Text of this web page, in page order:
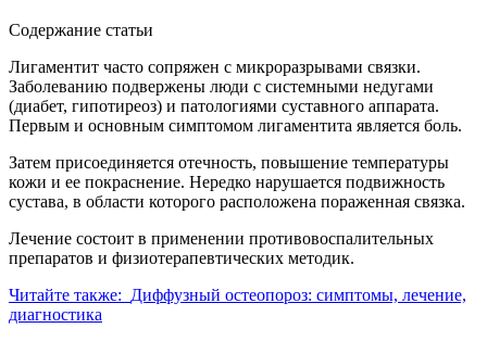
Содержание статьи
Лигаментит часто сопряжен с микроразрывами связки.
Заболеванию подвержены люди с системными недугами
(диабет, гипотиреоз) и патологиями суставного аппарата.
Первым и основным симптомом лигаментита является боль.
Затем присоединяется отечность, повышение температуры
кожи и ее покраснение. Нередко нарушается подвижность
сустава, в области которого расположена пораженная связка.
Лечение состоит в применении противовоспалительных
препаратов и физиотерапевтических методик.
Читайте также: Диффузный остеопороз: симптомы, лечение,
диагностика